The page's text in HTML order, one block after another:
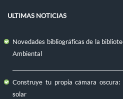
ULTIMAS NOTICIAS
Novedades bibliográficas de la
Ambiental
Construye tu propia cámara
solar